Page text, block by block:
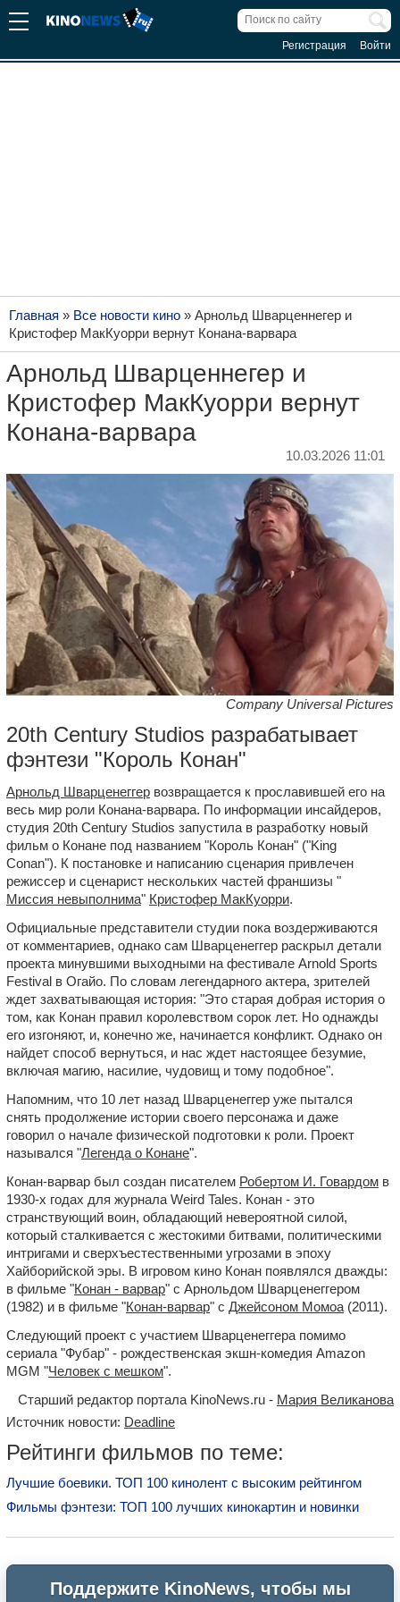
Регистрация Войти
Главная » Все новости кино » Арнольд Шварценнегер и
Кристофер МакКуорри вернут Конана-варвара
Арнольд Шварценнегер и
Кристофер МакКуорри вернут
Конана-варвара
10.03.2026 11:01
Company Universal Pictures
20th Century Studios разрабатывает
фэнтези "Король Конан"
Арнольд Шварценеггер возвращается к прославившей его на
весь мир роли Конана-варвара. По информации инсайдеров,
студия 20th Century Studios запустила в разработку новый
фильм о Конане под названием "Король Конан" ("King
Conan"). К постановке и написанию сценария привлечен
режиссер и сценарист нескольких частей франшизы "
Миссия невыполнима" Кристофер МакКуорри.
Официальные представители студии пока воздерживаются
от комментариев, однако сам Шварценеггер раскрыл детали
проекта минувшими выходными на фестивале Arnold Sports
Festival в Огайо. По словам легендарного актера, зрителей
ждет захватывающая история: "Это старая добрая история о
том, как Конан правил королевством сорок лет. Но однажды
его изгоняют, и, конечно же, начинается конфликт. Однако он
найдет способ вернуться, и нас ждет настоящее безумие,
включая магию, насилие, чудовищ и тому подобное".
Напомним, что 10 лет назад Шварценеггер уже пытался
снять продолжение истории своего персонажа и даже
говорил о начале физической подготовки к роли. Проект
назывался "Легенда о Конане".
Конан-варвар был создан писателем Робертом И. Говардом в
1930-х годах для журнала Weird Tales. Конан - это
странствующий воин, обладающий невероятной силой,
который сталкивается с жестокими битвами, политическими
интригами и сверхъестественными угрозами в эпоху
Хайборийской эры. В игровом кино Конан появлялся дважды:
в фильме "Конан - варвар" с Арнольдом Шварценеггером
(1982) и в фильме "Конан-варвар" с Джейсоном Момоа (2011).
Следующий проект с участием Шварценеггера помимо
сериала "Фубар" - рождественская экшн-комедия Amazon
MGM "Человек с мешком".
Старший редактор портала KinoNews.ru - Мария Великанова
Источник новости: Deadline
Рейтинги фильмов по теме:
Лучшие боевики. ТОП 100 кинолент с высоким рейтингом
Фильмы фэнтези: ТОП 100 лучших кинокартин и новинки
Поддержите KinoNews, чтобы мы